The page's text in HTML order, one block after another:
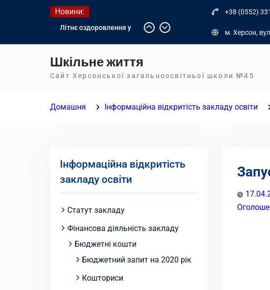
Новини:
Літнє оздоровлення у
Інформація про вступ
молоді з тимчасово
освіти
+38 (0552)
м. Херсон,
Шкільне життя
Сайт Херсонської загальноосвітньої школи №45
Домашня Інформаційна відкритість закладу освіти
Інформаційна відкритість
закладу освіти
Статут закладу
Фінансова діяльність закладу
Бюджетні кошти
Бюджетний запит на 2020 рік
Кошториси